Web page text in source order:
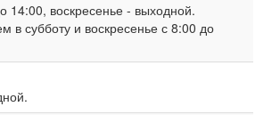
14:00, воскресенье - выходной.
в субботу и воскресенье с 8:00 до